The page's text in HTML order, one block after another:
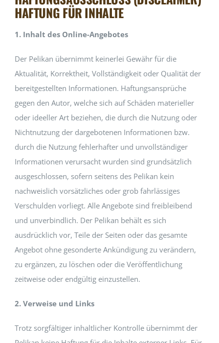
HAFTUNG FÜR INHALTE
1. Inhalt des Online-Angebotes
Der Pelikan übernimmt keinerlei Gewähr für die
Aktualität, Korrektheit, Vollständigkeit oder Qualität der
bereitgestellten Informationen. Haftungsansprüche
gegen den Autor, welche sich auf Schäden materieller
oder ideeller Art beziehen, die durch die Nutzung oder
Nichtnutzung der dargebotenen Informationen bzw.
durch die Nutzung fehlerhafter und unvollständiger
Informationen verursacht wurden sind grundsätzlich
ausgeschlossen, sofern seitens des Pelikan kein
nachweislich vorsätzliches oder grob fahrlässiges
Verschulden vorliegt. Alle Angebote sind freibleibend
und unverbindlich. Der Pelikan behält es sich
ausdrücklich vor, Teile der Seiten oder das gesamte
Angebot ohne gesonderte Ankündigung zu verändern,
zu ergänzen, zu löschen oder die Veröffentlichung
zeitweise oder endgültig einzustellen.
2. Verweise und Links
Trotz sorgfältiger inhaltlicher Kontrolle übernimmt der